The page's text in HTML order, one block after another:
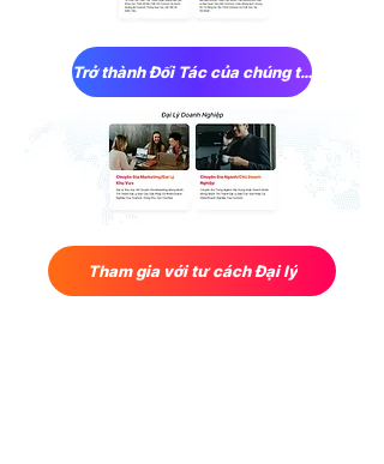
Trở thành Đối Tác của chúng tôi
Tham gia với tư cách Đại lý